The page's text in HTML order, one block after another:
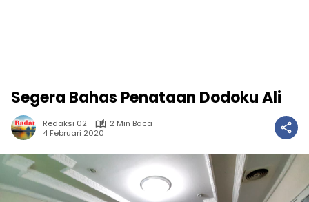
Segera Bahas Penataan Dodoku Ali
Redaksi 02
2 Min Baca
4 Februari 2020